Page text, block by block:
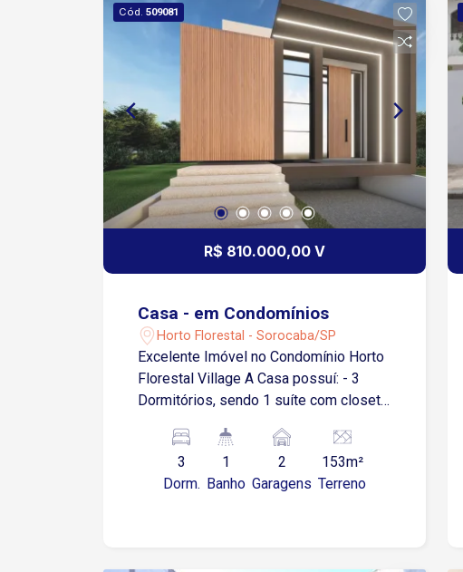
Cód. 509081
R$ 810.000,00 V
Casa - em Condomínios
Horto Florestal - Sorocaba/SP
Excelente Imóvel no Condomínio Horto
Florestal Village A Casa possuí: - 3
Dormitórios, sendo 1 suíte com closet
2 Vagas de Garagem cobertas - Pé
direito de 6 metros - Preparação para ar
condicionado - Pedras e Mármores
3
Dorm.
1
Banho
2
Garagens
153m²
Terreno